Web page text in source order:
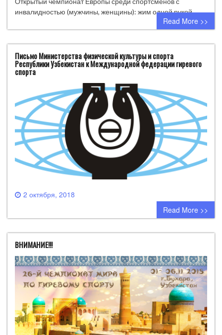
инвалидностью (мужчины, женщины): жим одной рукой…
Read More >>
Письмо Министерства физической культуры и спорта
Республики Узбекистан к Международной федерации гиревого
спорта
2 октября, 2018
0 comment
Read More >>
ВНИМАНИЕ!!!